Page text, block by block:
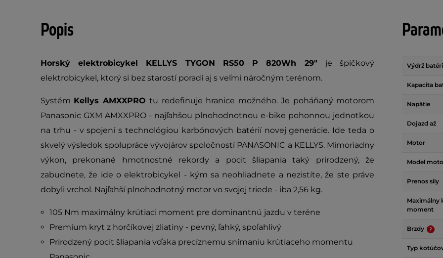
Popis
Horský elektrobicykel KELLYS TYGON RS50 P 820Wh 29" je špičkový
elektrobicykel, ktorý si bez starostí poradí aj s veľmi náročným terénom.
Systém Kellys AMXXPROtu redefinuje hranice možného. Je poháňaný motorom
Panasonic GXM AMXXPRO - najľahšou plnohodnotnou e-bike pohonnou jednotkou
na trhu - v spojení s technológiou karbónových batérií novej generácie. Ide teda o
skvelý výsledok spolupráce vývojárov spoločností PANASONIC a KELLYS. Mimoriadny
výkon, prekonané hmotnostné rekordy a pocit šliapania taký prirodzený, že
zabudnete, že ide o elektrobicykel - kým sa neohliadnete a nezistíte, že ste práve
dobyli vrchol. Najľahší plnohodnotný motor vo svojej triede - iba 2,56 kg.
105 Nm maximálny krútiaci moment pre dominantnú jazdu v teréne
Premium kryt z horčíkovej zliatiny - pevný, ľahký, spoľahlivý
Prirodzený pocit šliapania vďaka precíznemu snímaniu krútiaceho momentu
Výdrž
Kapacita
Napätie
Dojazd až
Motor
Model
Prenos sily
Maximálny
moment
Brzdy
Typ